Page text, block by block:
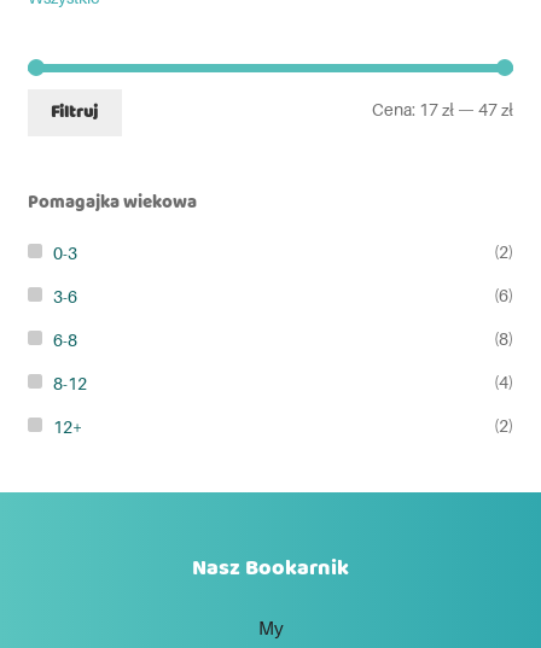
Filtruj Cena: 17 zł —47 zł
Pomagajka wiekowa
0-3 (2)
3-6 (6)
6-8 (8)
8-12 (4)
12+ (2)
Nasz Bookarnik
My